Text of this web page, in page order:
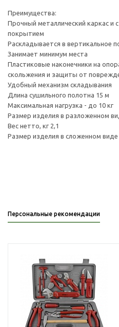
Преимущества:
Прочный металлический каркас и
покрытием
Раскладывается в вертикальное
Занимает минимум места
Пластиковые наконечники на
скольжения и защиты от
Удобный механизм складывания
Длина сушильного полотна 15 м
Максимальная нагрузка - до 10 кг
Размер изделия в разложенном
Вес нетто, кг 2,1
Размер изделия в сложенном
Персональные рекомендации